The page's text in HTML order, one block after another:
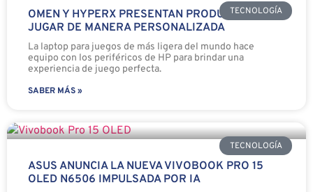
TECNOLOGÍA
OMEN Y HYPERX PRESENTAN PRODUCTOS PARA
JUGAR DE MANERA PERSONALIZADA
La laptop para juegos de más ligera del mundo hace
equipo con los periféricos de HP para brindar una
experiencia de juego perfecta.
SABER MÁS »
TECNOLOGÍA
ASUS ANUNCIA LA NUEVA VIVOBOOK PRO 15
OLED N6506 IMPULSADA POR IA